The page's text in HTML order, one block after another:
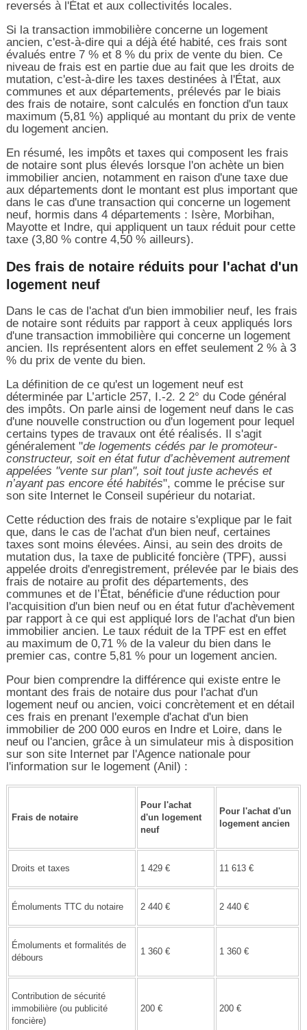
reversés à l'État et aux collectivités locales.
Si la transaction immobilière concerne un logement
ancien, c'est-à-dire qui a déjà été habité, ces frais sont
évalués entre 7 % et 8 % du prix de vente du bien. Ce
niveau de frais est en partie due au fait que les droits de
mutation, c'est-à-dire les taxes destinées à l'État, aux
communes et aux départements, prélevés par le biais
des frais de notaire, sont calculés en fonction d'un taux
maximum (5,81 %) appliqué au montant du prix de vente
du logement ancien.
En résumé, les impôts et taxes qui composent les frais
de notaire sont plus élevés lorsque l'on achète un bien
immobilier ancien, notamment en raison d'une taxe due
aux départements dont le montant est plus important que
dans le cas d'une transaction qui concerne un logement
neuf, hormis dans 4 départements : Isère, Morbihan,
Mayotte et Indre, qui appliquent un taux réduit pour cette
taxe (3,80 % contre 4,50 % ailleurs).
Des frais de notaire réduits pour l'achat d'un
logement neuf
Dans le cas de l'achat d'un bien immobilier neuf, les frais
de notaire sont réduits par rapport à ceux appliqués lors
d'une transaction immobilière qui concerne un logement
ancien. Ils représentent alors en effet seulement 2 % à 3
% du prix de vente du bien.
La définition de ce qu'est un logement neuf est
déterminée par L’article 257, I.-2. 2 2° du Code général
des impôts. On parle ainsi de logement neuf dans le cas
d'une nouvelle construction ou d'un logement pour lequel
certains types de travaux ont été réalisés. Il s'agit
généralement "de logements cédés par le promoteur-
constructeur, soit en état futur d’achèvement autrement
appelées "vente sur plan", soit tout juste achevés et
n’ayant pas encore été habités", comme le précise sur
son site Internet le Conseil supérieur du notariat.
Cette réduction des frais de notaire s'explique par le fait
que, dans le cas de l'achat d'un bien neuf, certaines
taxes sont moins élevées. Ainsi, au sein des droits de
mutation dus, la taxe de publicité foncière (TPF), aussi
appelée droits d'enregistrement, prélevée par le biais des
frais de notaire au profit des départements, des
communes et de l’État, bénéficie d'une réduction pour
l'acquisition d'un bien neuf ou en état futur d'achèvement
par rapport à ce qui est appliqué lors de l'achat d'un bien
immobilier ancien. Le taux réduit de la TPF est en effet
au maximum de 0,71 % de la valeur du bien dans le
premier cas, contre 5,81 % pour un logement ancien.
Pour bien comprendre la différence qui existe entre le
montant des frais de notaire dus pour l'achat d'un
logement neuf ou ancien, voici concrètement et en détail
ces frais en prenant l'exemple d'achat d'un bien
immobilier de 200 000 euros en Indre et Loire, dans le
neuf ou l'ancien, grâce à un simulateur mis à disposition
sur son site Internet par l'Agence nationale pour
l'information sur le logement (Anil) :
Frais de notaire
Pour l'achat
d'un logement
neuf
Pour l'achat d'un
logement ancien
Droits et taxes 1 429 € 11 613 €
Émoluments TTC du notaire 2 440 € 2 440 €
Émoluments et formalités de
débours
1 360 € 1 360 €
Contribution de sécurité
immobilière (ou publicité
foncière)
200 € 200 €